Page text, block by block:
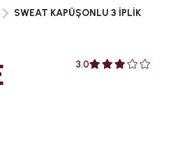
SWEAT KAPÜŞONLU 3 İPLİK
3.0